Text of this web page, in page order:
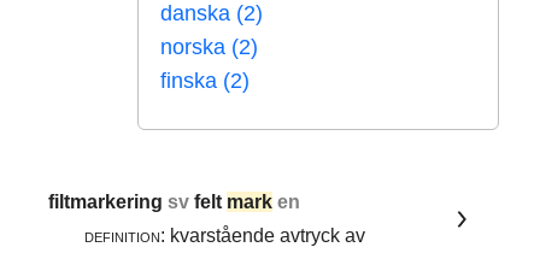
danska (2)
norska (2)
finska (2)
filtmarkeringsvfelt mark en
definition: kvarstående avtryck av